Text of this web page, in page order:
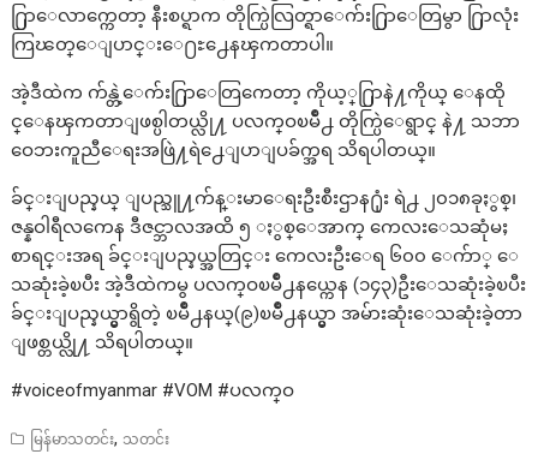
႐ြာေလာက္ကေတာ့ နီးစပ္ရာက တိုက္ပြဲလြတ္ရာေက်း႐ြာေတြမွာ ႐ြာလုံး
ကြၽတ္ေျပာင္းေ႐ႊ႕ေနၾကတာပါ။
အဲ့ဒီထဲက က်န္တဲ့ေက်း႐ြာေတြကေတာ့ ကိုယ့္႐ြာနဲ႔ကိုယ္ ေနထို
င္ေနၾကတာျဖစ္ပါတယ္လို႔ ပလက္ဝၿမိဳ႕ တိုက္ပြဲေရွာင္ နဲ႔ သဘာ
ဝေဘးကူညီေရးအဖြဲ႔ရဲ႕ေျပာျပခ်က္အရ သိရပါတယ္။
ခ်င္းျပည္နယ္ ျပည္သူ႔က်န္းမာေရးဦးစီးဌာန႐ုံး ရဲ႕ ၂၀၁၈ခုႏွစ္၊
ဇန္နဝါရီလကေန ဒီဇင္ဘာလအထိ ၅ ႏွစ္ေအာက္ ကေလးေသဆုံမႈ
စာရင္းအရ ခ်င္းျပည္နယ္အတြင္း ကေလးဦးေရ ၆၀၀ ေက်ာ္ ေ
သဆုံးခဲ့ၿပီး အဲ့ဒီထဲကမွ ပလက္ဝၿမိဳ႕နယ္ကေန (၁၄၃)ဦးေသဆုံးခဲ့ၿပီး
ခ်င္းျပည္နယ္မွာရွိတဲ့ ၿမိဳ႕နယ္(၉)ၿမိဳ႕နယ္မွာ အမ်ားဆုံးေသဆုံးခဲ့တာ
ျဖစ္တယ္လို႔ သိရပါတယ္။
#voiceofmyanmar #VOM #ပလက္ဝ
မြန်မာသတင်း, သတင်း